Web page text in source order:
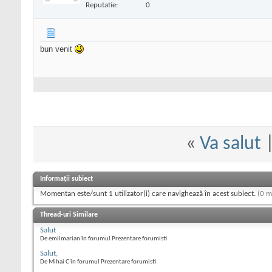
Reputatie: 0
bun venit
« Va salut
Informații subiect
Momentan este/sunt 1 utilizator(i) care navighează în acest subiect. (0
Thread-uri Similare
Salut
De emilmarian în forumul Prezentare forumisti
Salut,
De Mihai C în forumul Prezentare forumisti